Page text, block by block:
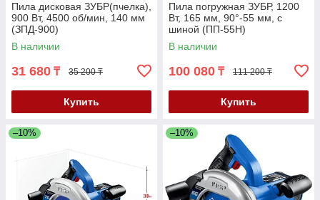
Пила дисковая ЗУБР(пчелка),
900 Вт, 4500 об/мин, 140 мм
(ЗПД-900)
В наличии
31 680 ₸ 35 200 ₸
Купить
Пила погружная ЗУБР, 1200
Вт, 165 мм, 90°-55 мм, с
шиной (ПП-55Н)
В наличии
100 080 ₸ 111 200 ₸
Купить
–10% –10%